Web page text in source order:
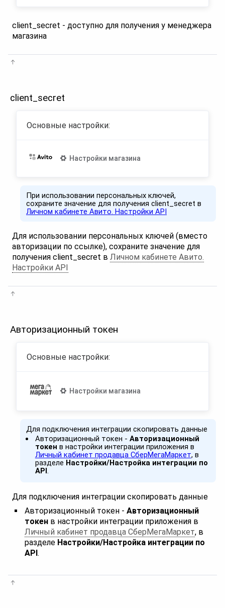
client_secret - доступно для получения у менеджера
магазина
client_secret
Основные настройки:
Настройки магазина
При использовании персональных ключей,
сохраните значение для получения client_secret в
Личном кабинете Авито. Настройки API
Для использовании персональных ключей (вместо
авторизации по ссылке), сохраните значение для
получения client_secret в Личном кабинете Авито.
Настройки API
Авторизационный токен
Основные настройки:
Настройки магазина
Для подключения интеграции скопировать данные
Авторизационный токен - Авторизационный
токен в настройки интеграции приложения в
Личный кабинет продавца СберМегаМаркет, в
разделе Настройки/Настройка интеграции по
API.
Для подключения интеграции скопировать данные
Авторизационный токен - Авторизационный
токен в настройки интеграции приложения в
Личный кабинет продавца СберМегаМаркет, в
разделе Настройки/Настройка интеграции по
API.